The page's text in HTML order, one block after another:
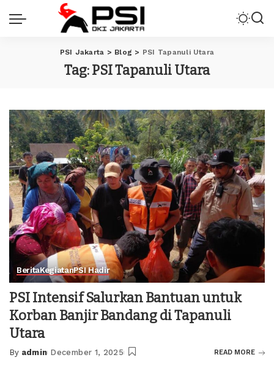
PSI Jakarta > Blog > PSI Tapanuli Utara
Tag:PSI Tapanuli Utara
BeritaKegiatanPSI Hadir
PSI Intensif Salurkan Bantuan untuk
Korban Banjir Bandang di Tapanuli
Utara
Posted
By admin December 1, 2025 READ MORE